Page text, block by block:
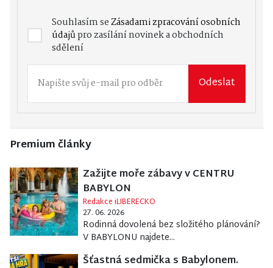
Souhlasím seZásadami zpracování osobních
údajůpro zasílání novinek a obchodních
sdělení
Odeslat
Premium články
Zažijte moře zábavy v CENTRU
BABYLON
Redakce iLIBERECKO
27. 06. 2026
Rodinná dovolená bez složitého plánování?
V BABYLONU najdete...
Šťastná sedmička s Babylonem.